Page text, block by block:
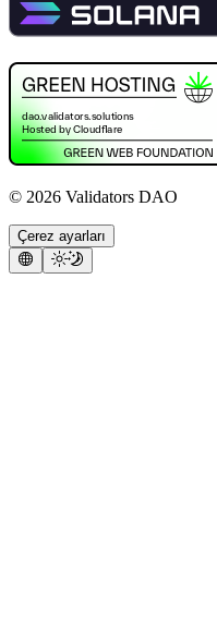
© 2026 Validators DAO
Çerez ayarları